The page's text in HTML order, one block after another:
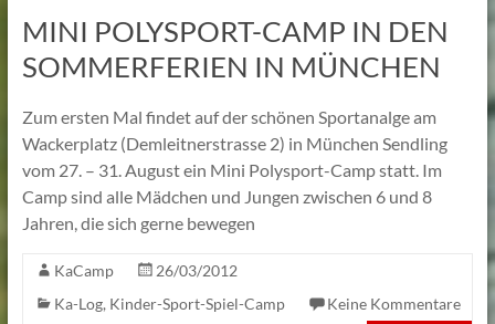
Camps
von
Lehmann
MINI POLYSPORT-CAMP IN DEN
SOMMERFERIEN IN MÜNCHEN
Zum ersten Mal findet auf der schönen Sportanalge am
Wackerplatz (Demleitnerstrasse 2) in München Sendling
vom 27. – 31. August ein Mini Polysport-Camp statt. Im
Camp sind alle Mädchen und Jungen zwischen 6 und 8
Jahren, die sich gerne bewegen
KaCamp
26/03/2012
Ka-Log, Kinder-Sport-Spiel-Camp
Keine Kommentare